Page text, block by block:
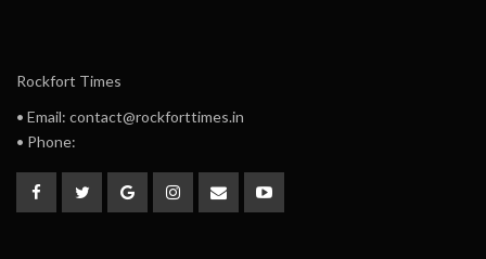
Rockfort Times
• Email: contact@rockforttimes.in
• Phone: